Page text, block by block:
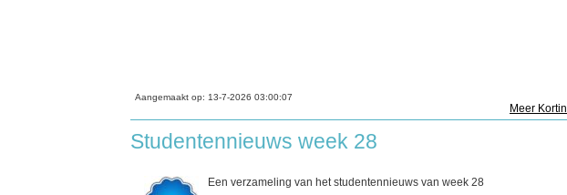
Aangemaakt op: 13-7-2026 03:00:07
Meer
Studentennieuws week 28
Een verzameling van het studentennieuws van week 28